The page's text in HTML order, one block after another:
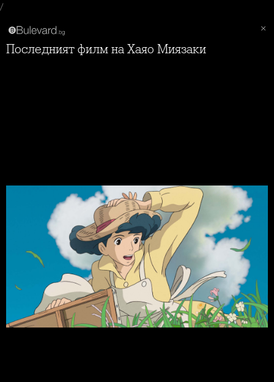
/
Последният филм на Хаяо Миязаки